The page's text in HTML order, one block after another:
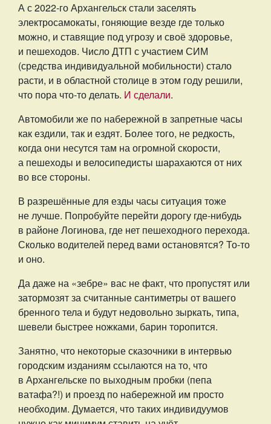
А с 2022-го Архангельск стали заселять
электросамокаты, гоняющие везде где только
можно, и ставящие под угрозу и своё здоровье,
и пешеходов. Число ДТП с участием СИМ
(средства индивидуальной мобильности) стало
расти, и в областной столице в этом году решили,
что пора что-то делать. И сделали.
Автомобили же по набережной в запретные часы
как ездили, так и ездят. Более того, не редкость,
когда они несутся там на огромной скорости,
а пешеходы и велосипедисты шарахаются от них
во все стороны.
В разрешённые для езды часы ситуация тоже
не лучше. Попробуйте перейти дорогу где-нибудь
в районе Логинова, где нет пешеходного перехода.
Сколько водителей перед вами остановятся? То-то
и оно.
Да даже на «зебре» вас не факт, что пропустят или
затормозят за считанные сантиметры от вашего
бренного тела и будут недовольно зыркать, типа,
шевели быстрее ножками, барин торопится.
Занятно, что некоторые сказочники в интервью
городским изданиям ссылаются на то, что
в Архангельске по выходным пробки (пепа
ватафа?!) и проезд по набережной им просто
необходим. Думается, что таких индивидуумов